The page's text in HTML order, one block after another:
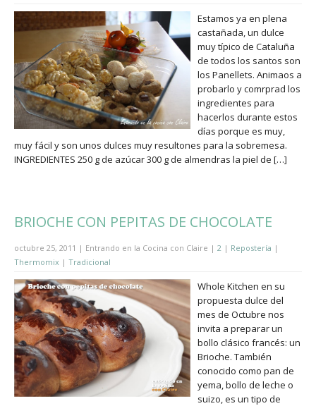
Estamos ya en plena
castañada, un dulce
muy típico de Cataluña
de todos los santos son
los Panellets. Animaos a
probarlo y comrprad los
ingredientes para
hacerlos durante estos
días porque es muy,
muy fácil y son unos dulces muy resultones para la sobremesa.
INGREDIENTES 250 g de azúcar 300 g de almendras la piel de […]
BRIOCHE CON PEPITAS DE CHOCOLATE
octubre 25, 2011 | Entrando en la Cocina con Claire | 2 | Repostería |
Thermomix | Tradicional
Whole Kitchen en su
propuesta dulce del
mes de Octubre nos
invita a preparar un
bollo clásico francés: un
Brioche. También
conocido como pan de
yema, bollo de leche o
suizo, es un tipo de